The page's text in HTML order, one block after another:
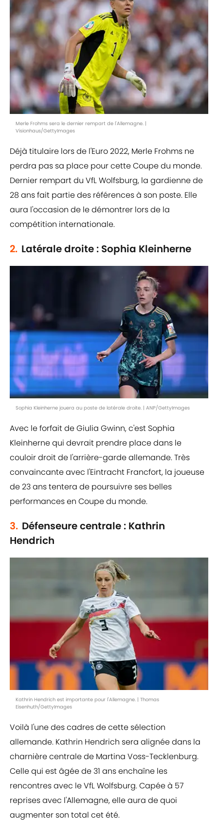
Merle Frohms sera le dernier rempart de l'Allemagne. |
Visionhaus/GettyImages
Déjà titulaire lors de l'Euro 2022, Merle Frohms ne
perdra pas sa place pour cette Coupe du monde.
Dernier rempart du VfL Wolfsburg, la gardienne de
28 ans fait partie des références à son poste. Elle
aura l'occasion de le démontrer lors de la
compétition internationale.
2. Latérale droite : Sophia Kleinherne
Sophia Kleinherne jouera au poste de latérale droite. | ANP/GettyImages
Avec le forfait de Giulia Gwinn, c'est Sophia
Kleinherne qui devrait prendre place dans le
couloir droit de l'arrière-garde allemande. Très
convaincante avec l'Eintracht Francfort, la joueuse
de 23 ans tentera de poursuivre ses belles
performances en Coupe du monde.
3. Défenseure centrale : Kathrin
Hendrich
Kathrin Hendrich est importante pour l'Allemagne. | Thomas
Eisenhuth/GettyImages
Voilà l'une des cadres de cette sélection
allemande. Kathrin Hendrich sera alignée dans la
charnière centrale de Martina Voss-Tecklenburg.
Celle qui est âgée de 31 ans enchaîne les
rencontres avec le VfL Wolfsburg. Capée à 57
reprises avec l'Allemagne, elle aura de quoi
augmenter son total cet été.